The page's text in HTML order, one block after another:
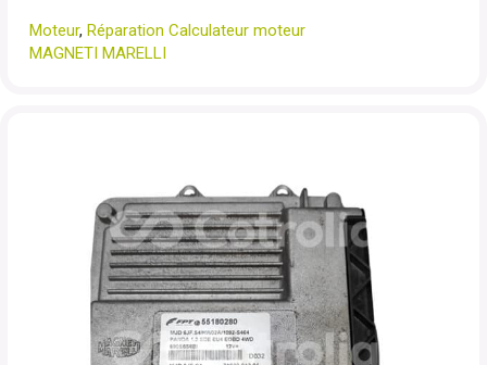
Moteur, Réparation Calculateur moteur
MAGNETI MARELLI